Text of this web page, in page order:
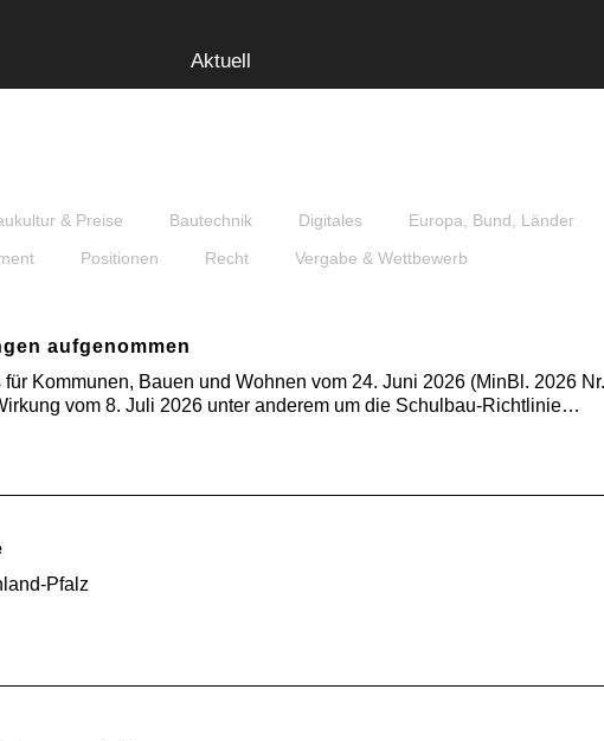
Aktuell
& Preise Bautechnik Digitales Europa, Bund, Länder
Positionen Recht Vergabe & Wettbewerb
aufgenommen
Kommunen, Bauen und Wohnen vom 24. Juni 2026 (MinBl. 2026
vom 8. Juli 2026 unter anderem um die Schulbau-Richtlinie…
Pfalz